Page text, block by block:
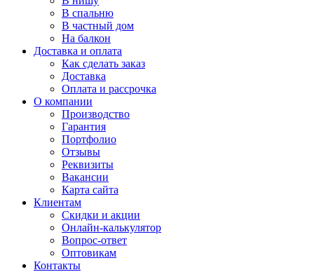
В спальню
В частный дом
На балкон
Доставка и оплата
Как сделать заказ
Доставка
Оплата и рассрочка
О компании
Производство
Гарантия
Портфолио
Отзывы
Реквизиты
Вакансии
Карта сайта
Клиентам
Скидки и акции
Онлайн-калькулятор
Вопрос-ответ
Оптовикам
Контакты